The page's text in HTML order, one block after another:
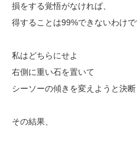
損をする覚悟がなければ、
得することは99%できないわけで
私はどちらにせよ
右側に重い石を置いて
シーソーの傾きを変えようと決断
その結果、